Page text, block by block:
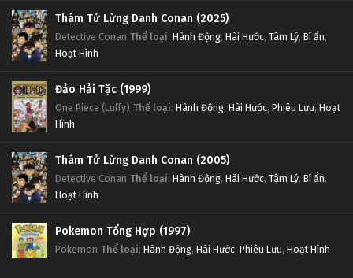
Thám Tử Lừng Danh Conan (2025)
Detective Conan Thể loại: Hành Động, Hài Hước, Tâm Lý, Bí ẩn,
Hoạt Hình
Đảo Hải Tặc (1999)
One Piece (Luffy) Thể loại: Hành Động, Hài Hước, Phiêu Lưu, Hoạt
Hình
Thám Tử Lừng Danh Conan (2005)
Detective Conan Thể loại: Hành Động, Hài Hước, Tâm Lý, Bí ẩn,
Hoạt Hình
Pokemon Tổng Hợp (1997)
Pokemon Thể loại: Hành Động, Hài Hước, Phiêu Lưu, Hoạt Hình